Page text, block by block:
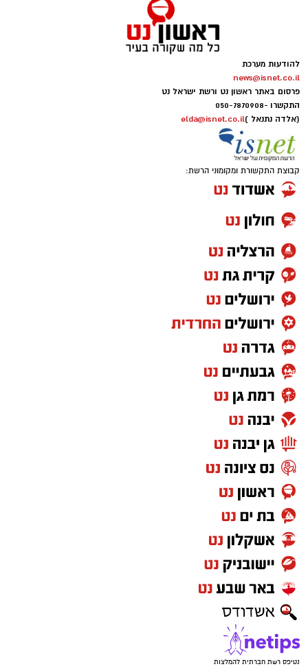
להודעות מערכת
news@isnet.co.il
פרסום באתר ראשון נט ורשת ישראל נט
התקשרו -050-7870908
(אלדה נתנאל )elda@isnet.co.il
קבוצת התקשורת ומקומוני הרשת:
נטיפס רשת חברתית להמלצות